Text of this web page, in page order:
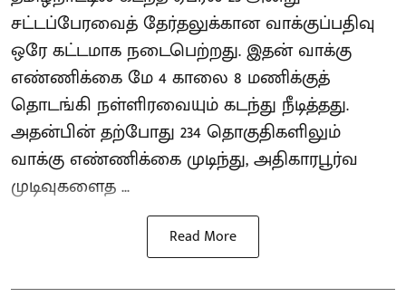
சட்டப்பேரவைத் தேர்தலுக்கான வாக்குப்பதிவு
ஒரே கட்டமாக நடைபெற்றது. இதன் வாக்கு
எண்ணிக்கை மே 4 காலை 8 மணிக்குத்
தொடங்கி நள்ளிரவையும் கடந்து நீடித்தது.
அதன்பின் தற்போது 234 தொகுதிகளிலும்
வாக்கு எண்ணிக்கை முடிந்து, அதிகாரபூர்வ
முடிவுகளைத ...
Read More